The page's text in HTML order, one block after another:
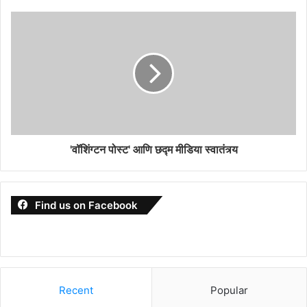
'वॉशिंग्टन पोस्ट' आणि छद्म मीडिया स्वातंत्र्य
Find us on Facebook
Recent Popular